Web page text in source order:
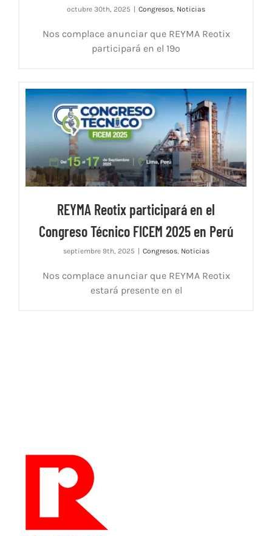
octubre 30th, 2025 | Congresos Noticias
Nos complace anunciar que REYMA Reotix
participará en el 19º
REYMA Reotix participará en el
Congreso Técnico FICEM 2025 en Perú
septiembre 9th, 2025 Congresos, Noticias
Nos complace anunciar que REYMA Reotix
estará presente en el